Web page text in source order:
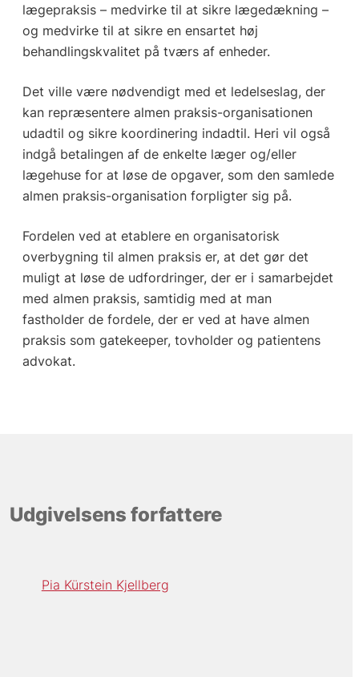
lægepraksis – medvirke til at sikre lægedækning –
og medvirke til at sikre en ensartet høj
behandlingskvalitet på tværs af enheder.
Det ville være nødvendigt med et ledelseslag, der
kan repræsentere almen praksis-organisationen
udadtil og sikre koordinering indadtil. Heri vil også
indgå betalingen af de enkelte læger og/eller
lægehuse for at løse de opgaver, som den samlede
almen praksis-organisation forpligter sig på.
Fordelen ved at etablere en organisatorisk
overbygning til almen praksis er, at det gør det
muligt at løse de udfordringer, der er i samarbejdet
med almen praksis, samtidig med at man
fastholder de fordele, der er ved at have almen
praksis som gatekeeper, tovholder og patientens
advokat.
Udgivelsens forfattere
Pia Kürstein Kjellberg